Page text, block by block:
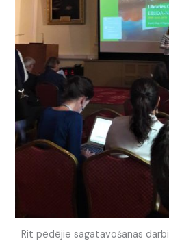
Rit pēdējie sagatavošanas darbi